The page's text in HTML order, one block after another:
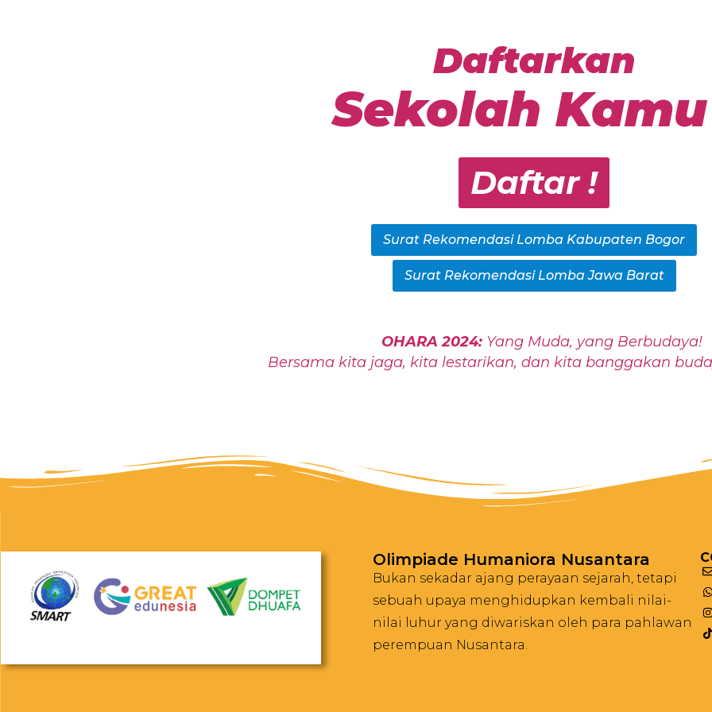
Daftarkan
Sekolah
Daftar !
Surat Rekomendasi Lomba Kabupaten Bogor
Surat Rekomendasi Lomba Jawa Barat
OHARA 2024: Yang Muda, yang Berbudaya!
Bersama kita jaga, kita lestarikan, dan kita banggakan
Olimpiade Humaniora Nusantara
Bukan sekadar ajang perayaan sejarah, tetapi
sebuah upaya menghidupkan kembali nilai-
nilai luhur yang diwariskan oleh para pahlawan
perempuan Nusantara.